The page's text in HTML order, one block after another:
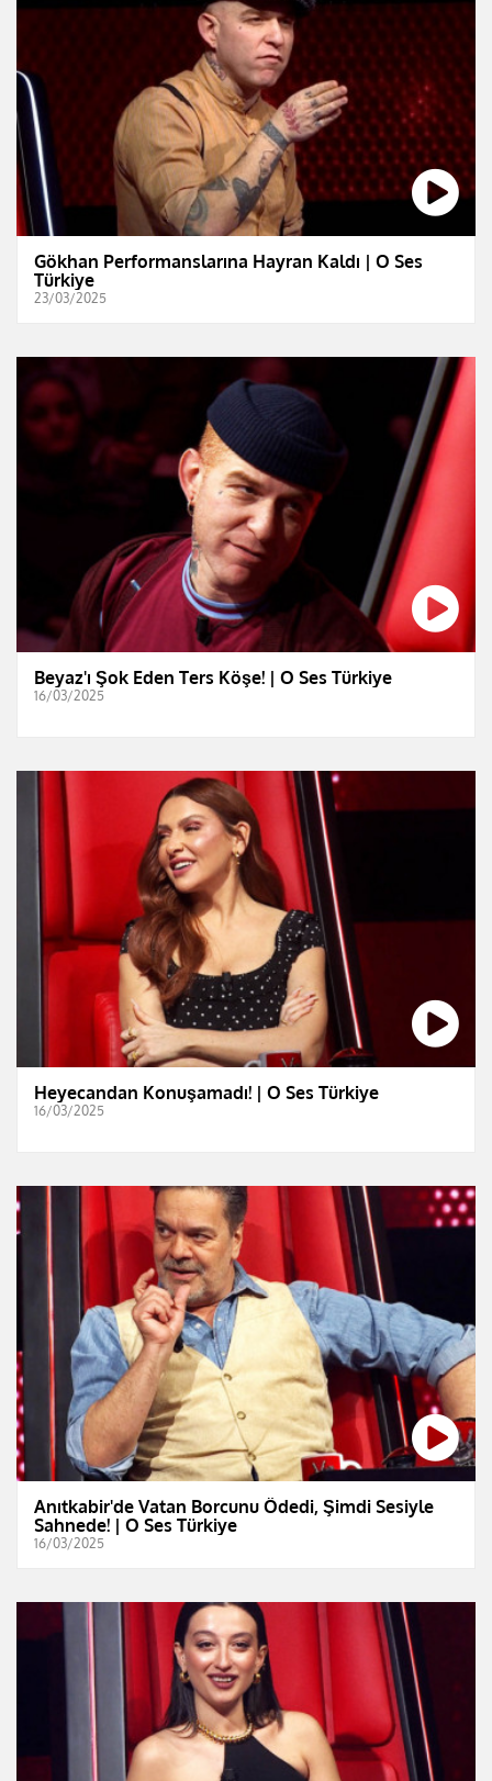
Gökhan Performanslarına Hayran Kaldı | O Ses
Türkiye
23/03/2025
Beyaz'ı Şok Eden Ters Köşe! | O Ses Türkiye
16/03/2025
Heyecandan Konuşamadı! | O Ses Türkiye
16/03/2025
Anıtkabir'de Vatan Borcunu Ödedi, Şimdi Sesiyle
Sahnede! | O Ses Türkiye
16/03/2025